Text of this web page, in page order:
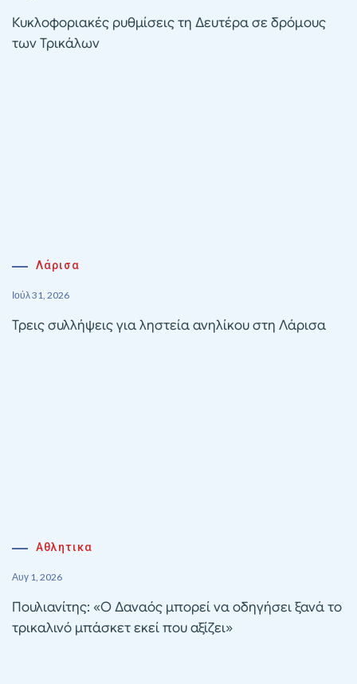
Κυκλοφοριακές ρυθμίσεις τη Δευτέρα σε δρόμους
των Τρικάλων
Λάρισα
Ιούλ 31, 2026
Τρεις συλλήψεις για ληστεία ανηλίκου στη Λάρισα
Αθλητικα
Αυγ 1, 2026
Πουλιανίτης: «Ο Δαναός μπορεί να οδηγήσει ξανά το
τρικαλινό μπάσκετ εκεί που αξίζει»